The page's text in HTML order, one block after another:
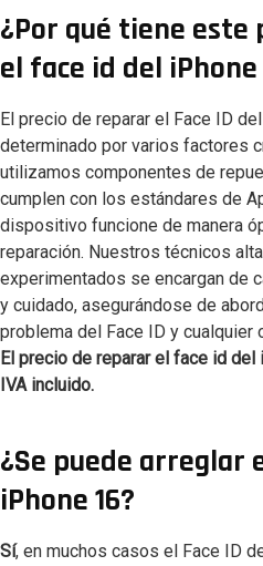
¿Por qué tiene
el face id del iPhone
El precio de reparar el Face ID
determinado por varios factores
utilizamos componentes de
cumplen con los estándares de
dispositivo funcione de manera
reparación. Nuestros técnicos
experimentados se encargan de
y cuidado, asegurándose de
problema del Face ID y cualquier
El precio de reparar el face id
IVA incluido.
¿Se puede arreglar
iPhone 16?
Sí, en muchos casos el Face ID